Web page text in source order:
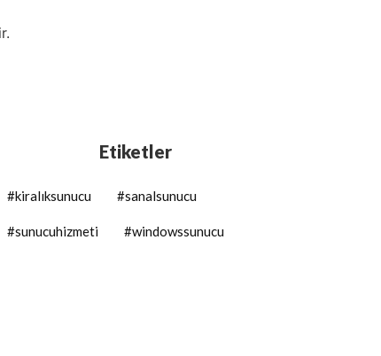
Etiketler
#kiralıksunucu #sanalsunucu
#sunucuhizmeti #windowssunucu